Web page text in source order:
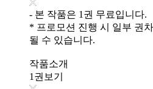
- 본 작품은 1권 무료입니다.
* 프로모션 진행 시 일부 권
될 수 있습니다.
작품소개
1권보기